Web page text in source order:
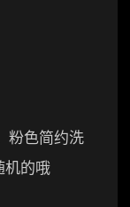
粉色简约洗
机的哦